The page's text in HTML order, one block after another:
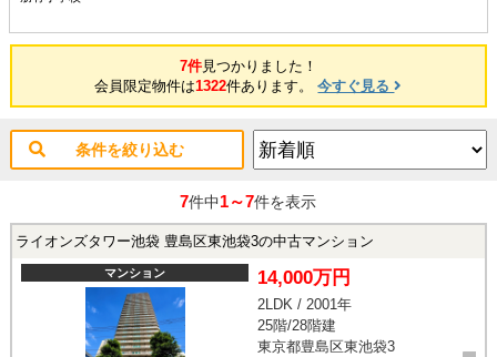
7件見つかりました！
会員限定物件は1322件あります。今すぐ見る
条件を絞り込む
7件中1～7件を表示
ライオンズタワー池袋 豊島区東池袋3の中古マンション
マンション 14,000万円
2LDK / 2001年
25階/28階建
東京都豊島区東池袋3